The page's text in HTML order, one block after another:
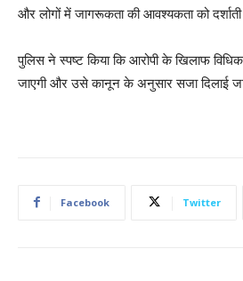
और लोगों में जागरूकता की आवश्यकता को
पुलिस ने स्पष्ट किया कि आरोपी के खिलाफ विधिक
जाएगी और उसे कानून के अनुसार सजा दिलाई
Facebook Twitter